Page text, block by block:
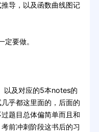
导，以及函数曲线图记
要做。
及对应的5本notes的
乎都这里面的，后面的
题目总体偏简单而且和
前冲刺阶段这书后的习